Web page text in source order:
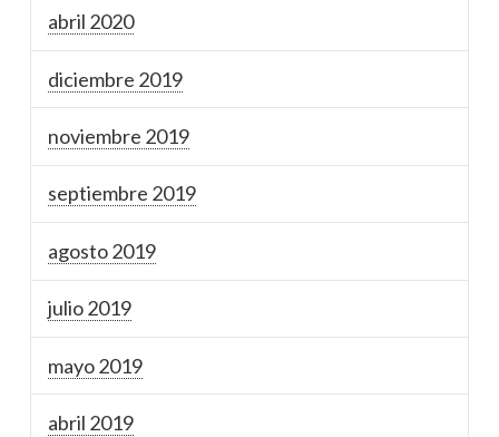
abril 2020
diciembre 2019
noviembre 2019
septiembre 2019
agosto 2019
julio 2019
mayo 2019
abril 2019